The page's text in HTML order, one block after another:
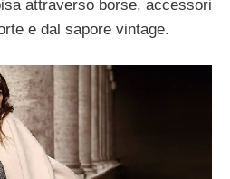
attraverso borse, accessori
e dal sapore vintage.